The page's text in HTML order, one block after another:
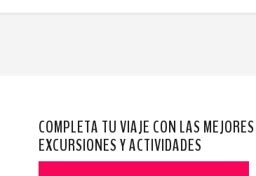
COMPLETA TU VIAJE CON LAS MEJORES
EXCURSIONES Y ACTIVIDADES